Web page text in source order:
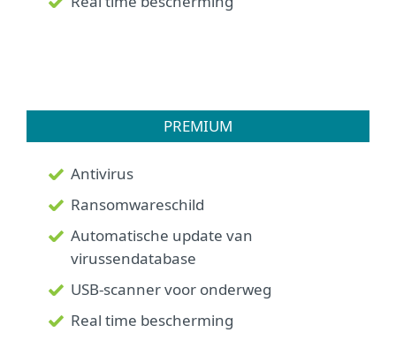
PREMIUM
Antivirus
Ransomwareschild
Automatische update van
virussendatabase
USB-scanner voor onderweg
Real time bescherming